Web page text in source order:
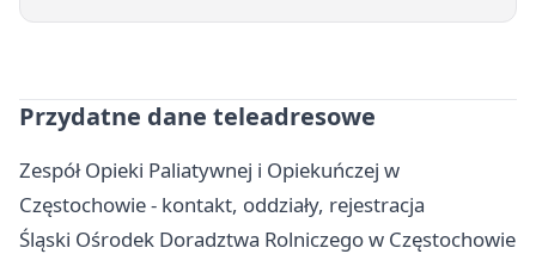
Przydatne dane teleadresowe
Zespół Opieki Paliatywnej i Opiekuńczej w
Częstochowie - kontakt, oddziały, rejestracja
Śląski Ośrodek Doradztwa Rolniczego w Częstochowie